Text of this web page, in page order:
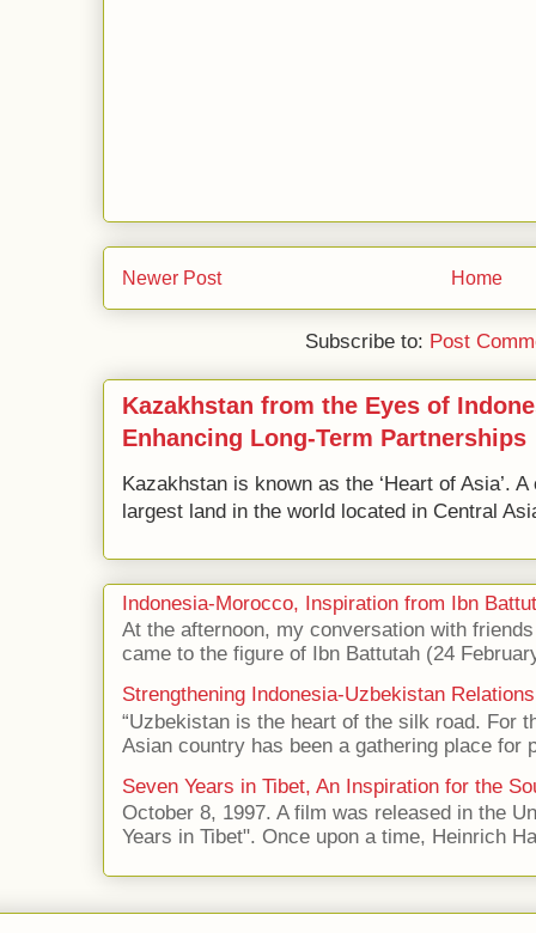
Newer Post Home
Subscribe to: Post
Kazakhstan from the Eyes of
Enhancing Long-Term Partnerships
Kazakhstan is known as the ‘Heart of Asia’.
largest land in the world located in Central
Indonesia-Morocco, Inspiration from Ibn
At the afternoon, my conversation with
came to the figure of Ibn Battutah (24
Strengthening Indonesia-Uzbekistan Relations
“Uzbekistan is the heart of the silk road. For
Asian country has been a gathering place for
Seven Years in Tibet, An Inspiration for the
October 8, 1997. A film was released in the
Years in Tibet". Once upon a time, Heinrich